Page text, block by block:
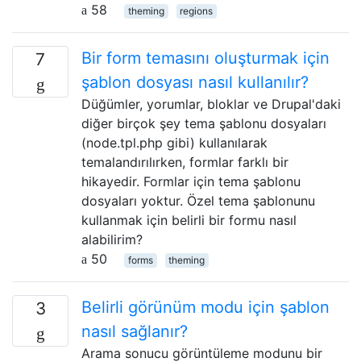
58
theming regions
7
Bir form temasını oluşturmak için
şablon dosyası nasıl kullanılır?
Düğümler, yorumlar, bloklar ve Drupal'daki
diğer birçok şey tema şablonu dosyaları
(node.tpl.php gibi) kullanılarak
temalandırılırken, formlar farklı bir
hikayedir. Formlar için tema şablonu
dosyaları yoktur. Özel tema şablonunu
kullanmak için belirli bir formu nasıl
alabilirim?
50
forms theming
3
Belirli görünüm modu için şablon
nasıl sağlanır?
Arama sonucu görüntüleme modunu bir